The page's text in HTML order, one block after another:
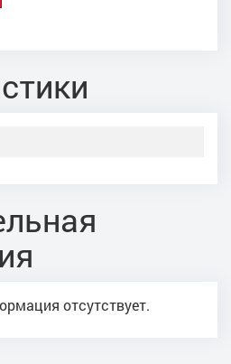
отсутствует.